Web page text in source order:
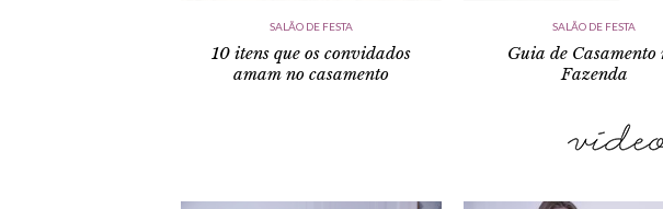
SALÃO DE FESTA
10 itens que os convidados
amam no casamento
SALÃO DE FESTA
Guia de Casamento
Fazenda